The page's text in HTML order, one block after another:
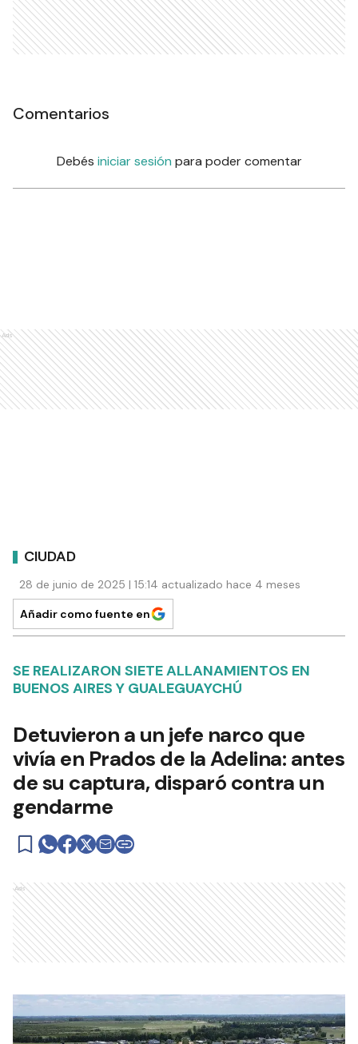
Comentarios
Debés iniciar sesión para poder comentar
Ads
CIUDAD
28 de junio de 2025 | 15:14 actualizado hace 4 meses
Añadir como fuente en
SE REALIZARON SIETE ALLANAMIENTOS EN
BUENOS AIRES Y GUALEGUAYCHÚ
Detuvieron a un jefe narco que
vivía en Prados de la Adelina: antes
de su captura, disparó contra un
gendarme
Ads